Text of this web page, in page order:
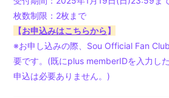
JOIN
枚数制限：2枚まで
【お申込みはこちらから】
※お申し込みの際、 Sou Official Fan
要です。(既にplus memberIDを入力し
申込は必要ありません。)